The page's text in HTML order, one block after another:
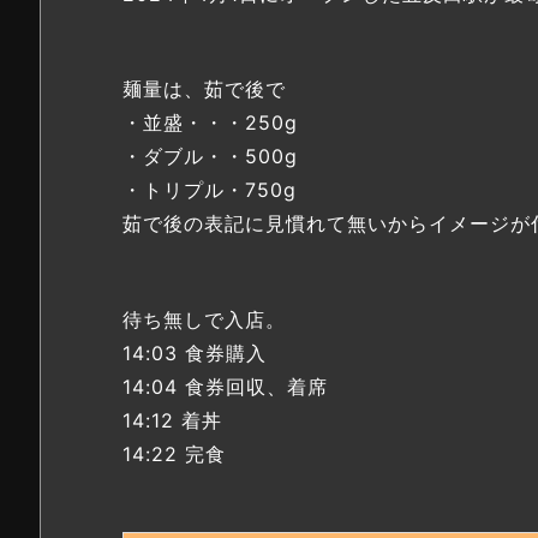
麺量は、茹で後で
・並盛・・・250g
・ダブル・・500g
・トリプル・750g
茹で後の表記に見慣れて無いからイメージが
待ち無しで入店。
14:03 食券購入
14:04 食券回収、着席
14:12 着丼
14:22 完食